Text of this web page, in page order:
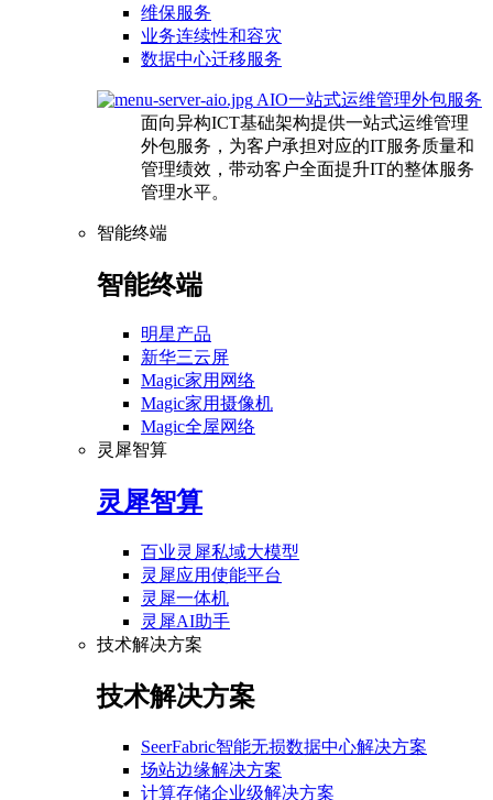
维保服务
业务连续性和容灾
数据中心迁移服务
AIO一站式运维管理外包服务
面向异构ICT基础架构提供一站式运维管理
外包服务，为客户承担对应的IT服务质量和
管理绩效，带动客户全面提升IT的整体服务
管理水平。
智能终端
智能终端
明星产品
新华三云屏
Magic家用网络
Magic家用摄像机
Magic全屋网络
灵犀智算
灵犀智算
百业灵犀私域大模型
灵犀应用使能平台
灵犀一体机
灵犀AI助手
技术解决方案
技术解决方案
SeerFabric智能无损数据中心解决方案
场站边缘解决方案
计算存储企业级解决方案